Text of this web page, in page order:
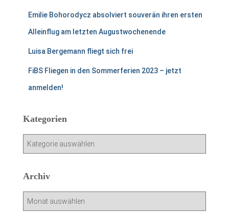
Emilie Bohorodycz absolviert souverän ihren ersten
Alleinflug am letzten Augustwochenende
Luisa Bergemann fliegt sich frei
FiBS Fliegen in den Sommerferien 2023 – jetzt
anmelden!
Kategorien
e
Archiv